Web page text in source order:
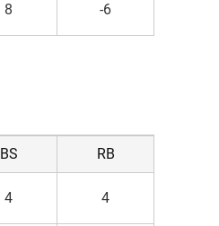
8 -6
BS RB
4 4